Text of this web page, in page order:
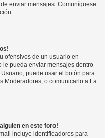
enviar mensajes. Comuníquese
ofensivos de un usuario en
le pueda enviar mensajes dentro
puede usar el botón para
Moderadores, o comunicarlo a La
en este foro!
incluye identificadores para